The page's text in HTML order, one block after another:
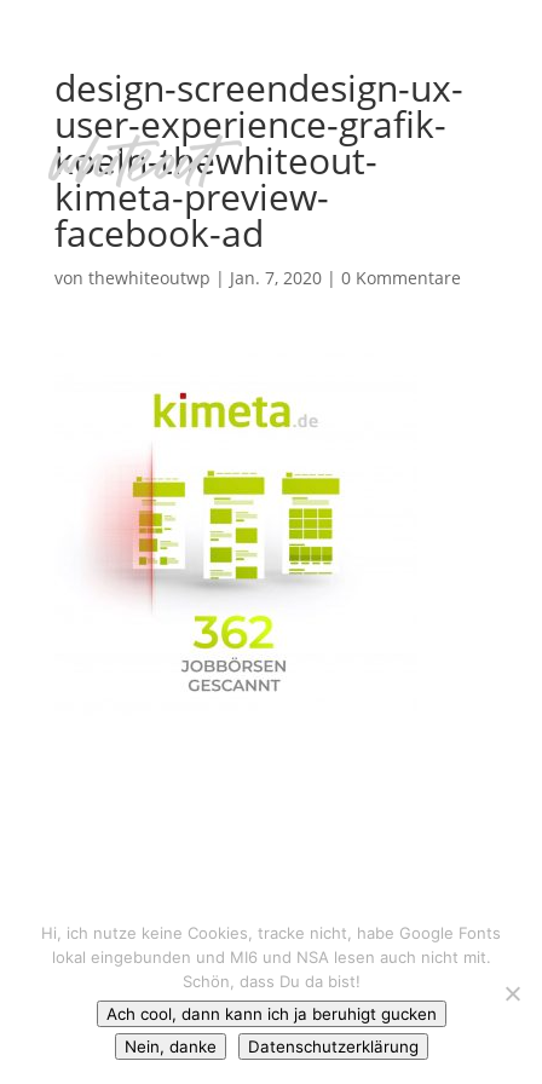
design-screendesign-ux-
user-experience-grafik-
koeln-thewhiteout-
kimeta-preview-
facebook-ad
von thewhiteoutwp | Jan. 7, 2020| 0 Kommentare
Hi, ich nutze keine Cookies, tracke nicht, habe Google Fonts
lokal eingebunden und MI6 und NSA lesen auch nicht mit.
Schön, dass Du da bist!
Ach cool, dann kann ich ja beruhigt gucken
Nein, danke
Datenschutzerklärung